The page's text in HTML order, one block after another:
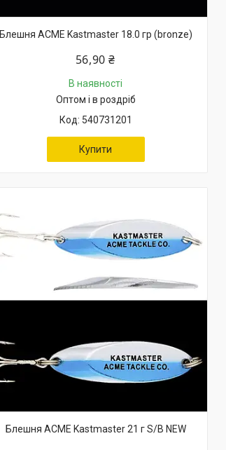
Блешня ACME Kastmaster 18.0 гр (bronze)
56,90 ₴
В наявності
Оптом і в роздріб
540731201
Купити
Блешня ACME Kastmaster 21 г S/B NEW